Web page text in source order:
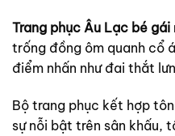
Trang phục Âu Lạc bé gái
trống đồng ôm quanh cổ
điểm nhấn như đai thắt
Bộ trang phục kết hợp
sự nỗi bật trên sân khấu,